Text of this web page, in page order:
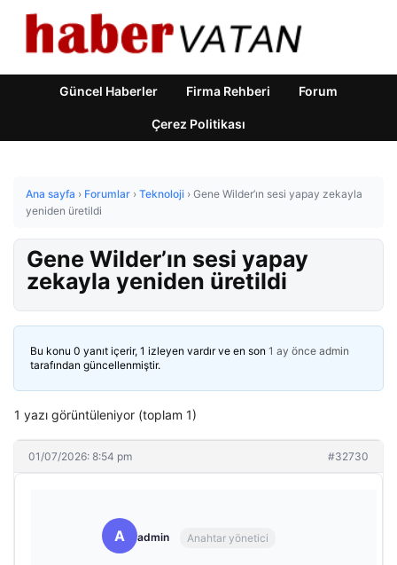
Güncel Haberler Firma Rehberi Forum
Çerez Politikası
Ana sayfa › Forumlar › Teknoloji › Gene Wilder’ın sesi yapay zekayla
yeniden üretildi
Gene Wilder’ın sesi yapay
zekayla yeniden üretildi
Bu konu 0 yanıt içerir, 1 izleyen vardır ve en son 1 ay önce admin
tarafından güncellenmiştir.
1 yazı görüntüleniyor (toplam 1)
01/07/2026: 8:54 pm #32730
A admin Anahtar yönetici